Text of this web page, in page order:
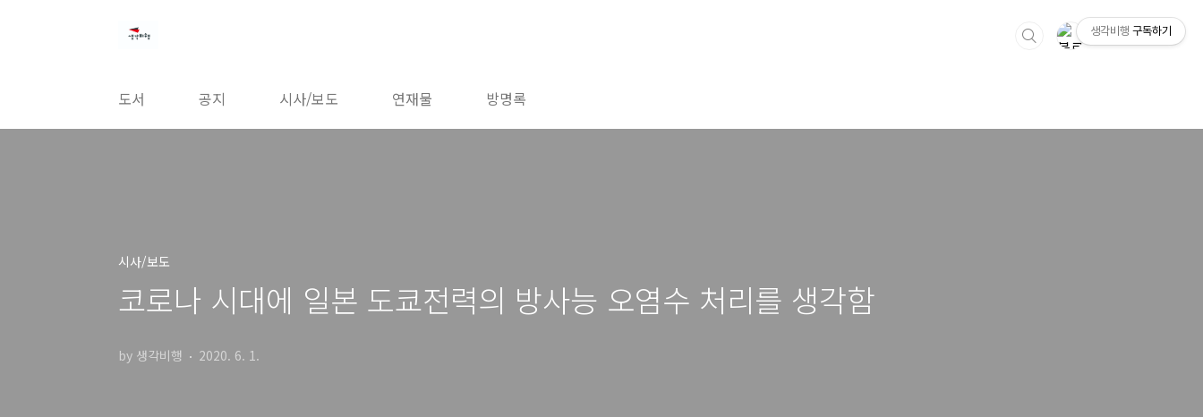
도서 공지 시사/보도 연재물 방명록
시사/보도
코로나 시대에 일본 도쿄전력의 방사능 오염수 처리를 생각함
by 생각비행 2020. 6. 1.
생각비행 구독하기